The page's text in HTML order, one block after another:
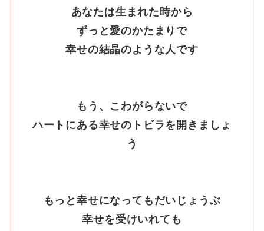
あなたは生まれた時から
ずっと愛のかたまりで
幸せの結晶のような人です
もう、こわがらないで
ハートにある幸せのトビラを開きましょ
う
もっと幸せになってもだいじょうぶ
幸せを受けいれても